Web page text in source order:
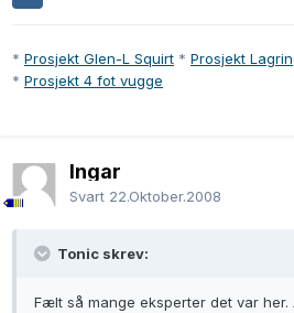
* Prosjekt Glen-L Squirt * Prosjekt
* Prosjekt 4 fot vugge
Ingar
Svart 22.Oktober.2008
Tonic skrev:
Fælt så mange eksperter det var her.